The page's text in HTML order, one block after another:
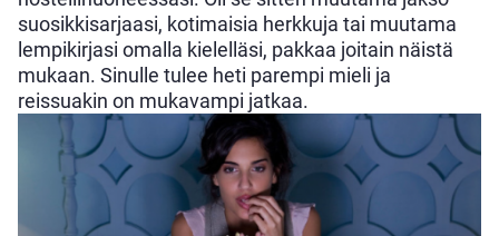
suosikkisarjaasi, kotimaisia herkkuja tai muutama
lempikirjasi omalla kielelläsi, pakkaa joitain näistä
mukaan. Sinulle tulee heti parempi mieli ja
reissuakin on mukavampi jatkaa.